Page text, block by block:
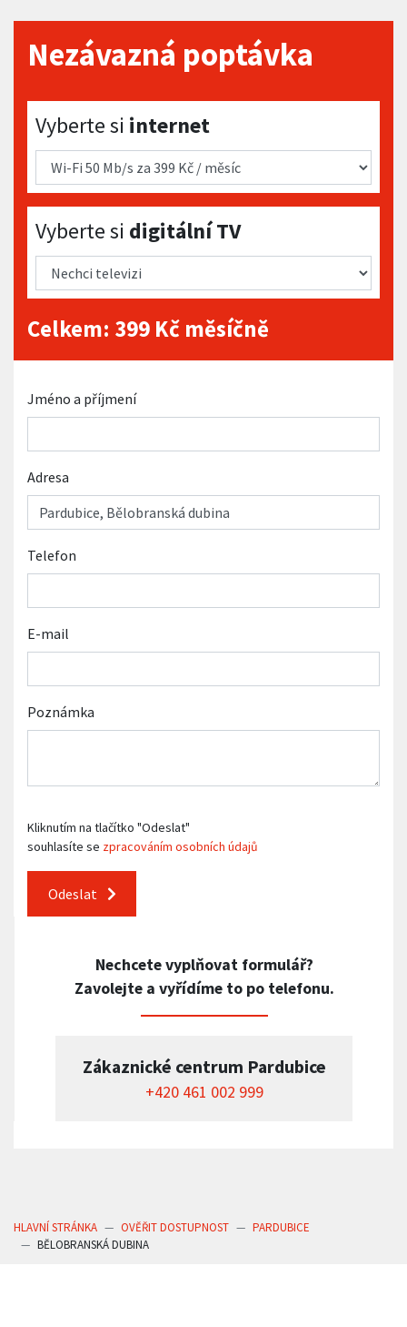
Nezávazná poptávka
Vyberte si internet
Vyberte si internet
Vyberte si digitální TV
Vyberte si digitální TV
Celkem: 399 Kč měsíčně
Jméno a příjmení
Adresa
Telefon
E-mail
Poznámka
Kliknutím na tlačítko "Odeslat"
souhlasíte se zpracováním osobních údajů
Odeslat
Nechcete vyplňovat formulář?
Zavolejte a vyřídíme to po telefonu.
Zákaznické centrum Pardubice
+420 461 002 999
HLAVNÍ STRÁNKA OVĚŘIT DOSTUPNOST
PARDUBICE
BĚLOBRANSKÁ DUBINA